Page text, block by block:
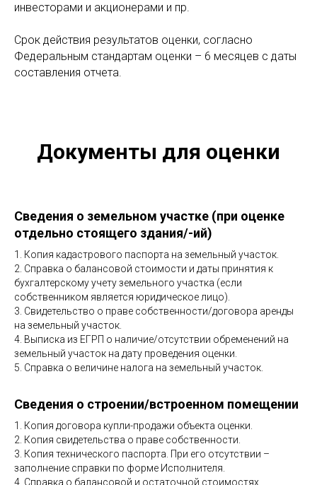
инвесторами и акционерами и пр.
Срок действия результатов оценки, согласно
Федеральным стандартам оценки – 6 месяцев с даты
составления отчета.
Документы для оценки
Сведения о земельном участке (при оценке
отдельно стоящего здания/-ий)
1. Копия кадастрового паспорта на земельный участок.
2. Справка о балансовой стоимости и даты принятия к
бухгалтерскому учету земельного участка (если
собственником является юридическое лицо).
3. Свидетельство о праве собственности/договора аренды
на земельный участок.
4. Выписка из ЕГРП о наличие/отсутствии обременений на
земельный участок на дату проведения оценки.
5. Справка о величине налога на земельный участок.
Сведения о строении/встроенном помещении
1. Копия договора купли-продажи объекта оценки.
2. Копия свидетельства о праве собственности.
3. Копия технического паспорта. При его отсутствии –
заполнение справки по форме Исполнителя.
4. Справка о балансовой и остаточной стоимостях